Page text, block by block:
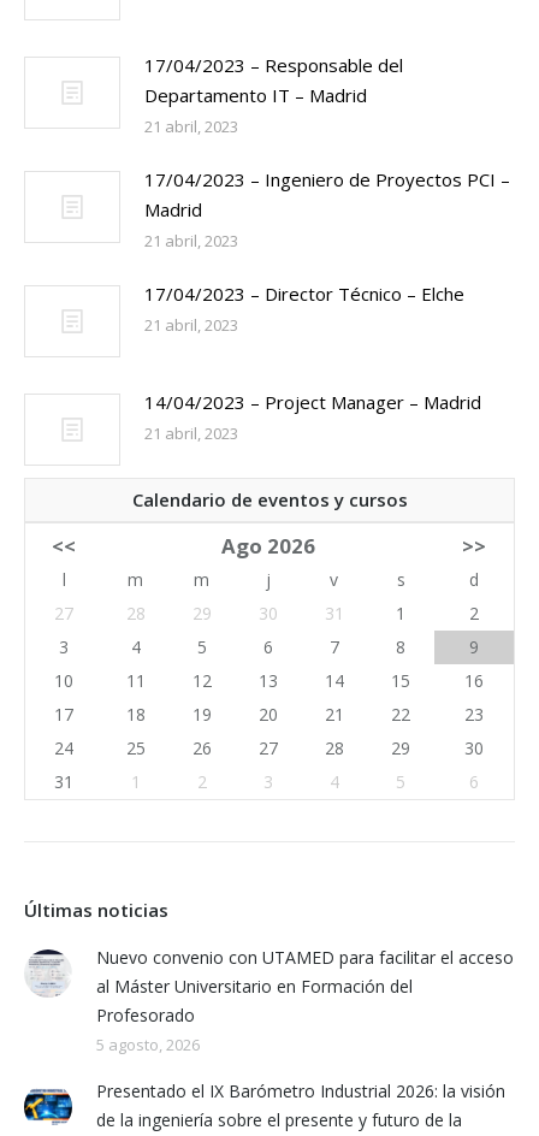
17/04/2023 – Responsable del
Departamento IT – Madrid
21 abril, 2023
17/04/2023 – Ingeniero de Proyectos PCI –
Madrid
21 abril, 2023
17/04/2023 – Director Técnico – Elche
21 abril, 2023
14/04/2023 – Project Manager – Madrid
21 abril, 2023
Calendario de eventos y cursos
<< Ago 2026 >>
l m m j v s
d
27
28 29 30 31 1
2
3
4 5 6 7 8
9
10
11 12 13 14 15
16
17
18 19 20 21 22
23
24
25 26 27 28 29
30
31
1 2 3 4 5 6
Últimas noticias
Nuevo convenio con UTAMED para facilitar el acceso
al Máster Universitario en Formación del
Profesorado
5 agosto, 2026
Presentado el IX Barómetro Industrial 2026: la visión
de la ingeniería sobre el presente y futuro de la